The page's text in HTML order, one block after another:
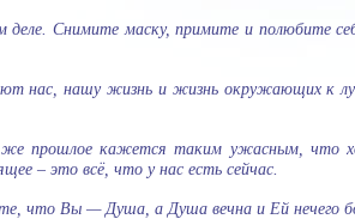
Снимите маску, примите и полюбите
нас, нашу жизнь и жизнь окружающих к
же прошлое кажется таким ужасным, что
– это всё, что у нас есть сейчас.
что Вы — Душа, а Душа вечна и Ей нечего